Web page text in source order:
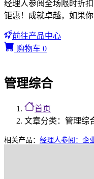
经理人参阅全场限时折
钜惠！成就卓越，如果
前往产品中心
购物车 0
管理综合
首页
文章分类：管理综
相关产品： 经理人参阅：企